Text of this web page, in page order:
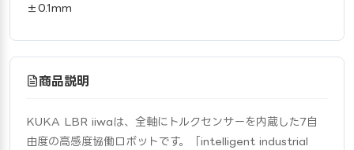
±0.1mm
商品説明
KUKA LBR iiwaは、全軸にトルクセンサーを内蔵した7自
由度の高感度協働ロボットです。「intelligent industrial